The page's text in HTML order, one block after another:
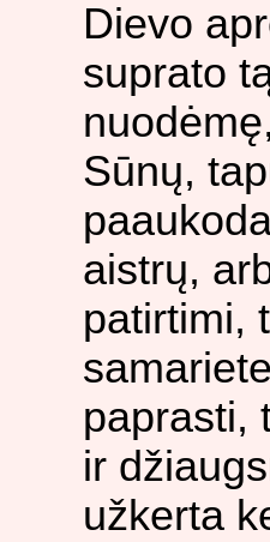
Dievo
suprato
Sūnų,
aistrų,
patirtimi,
paprasti,
ir
užkerta